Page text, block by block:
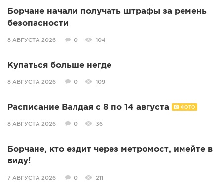
Борчане начали получать штрафы за ремень
безопасности
8 АВГУСТА 2026 0 104
Купаться больше негде
8 АВГУСТА 2026 0 109
Расписание Валдая с 8 по 14 августа ФОТО
8 АВГУСТА 2026 0 36
Борчане, кто ездит через метромост, имейте в
виду!
7 АВГУСТА 2026 0 211